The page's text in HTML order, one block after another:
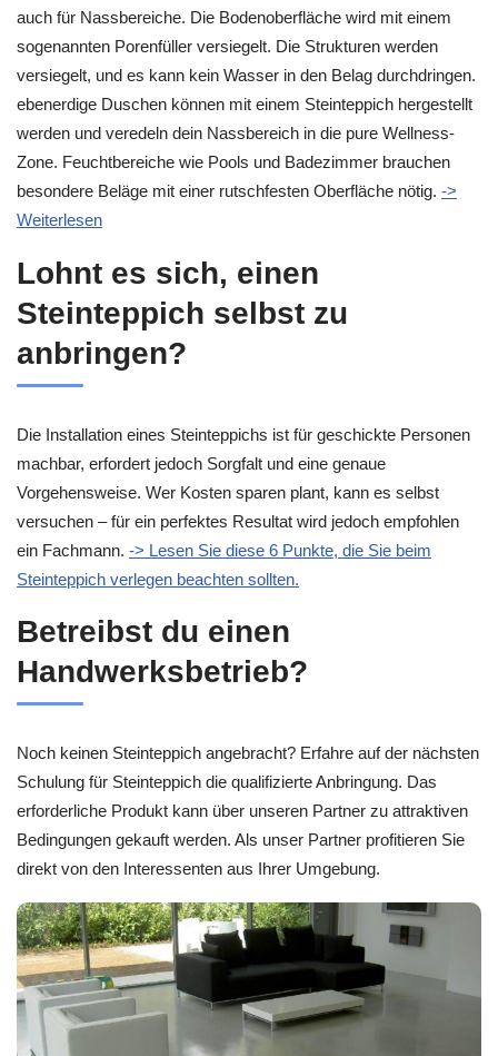
auch für Nassbereiche. Die Bodenoberfläche wird mit einem
sogenannten Porenfüller versiegelt. Die Strukturen werden
versiegelt, und es kann kein Wasser in den Belag durchdringen.
ebenerdige Duschen können mit einem Steinteppich hergestellt
werden und veredeln dein Nassbereich in die pure Wellness-
Zone. Feuchtbereiche wie Pools und Badezimmer brauchen
besondere Beläge mit einer rutschfesten Oberfläche nötig. ->
Weiterlesen
Lohnt es sich, einen
Steinteppich selbst zu
anbringen?
Die Installation eines Steinteppichs ist für geschickte Personen
machbar, erfordert jedoch Sorgfalt und eine genaue
Vorgehensweise. Wer Kosten sparen plant, kann es selbst
versuchen – für ein perfektes Resultat wird jedoch empfohlen
ein Fachmann. -> Lesen Sie diese 6 Punkte, die Sie beim
Steinteppich verlegen beachten sollten.
Betreibst du einen
Handwerksbetrieb?
Noch keinen Steinteppich angebracht? Erfahre auf der nächsten
Schulung für Steinteppich die qualifizierte Anbringung. Das
erforderliche Produkt kann über unseren Partner zu attraktiven
Bedingungen gekauft werden. Als unser Partner profitieren Sie
direkt von den Interessenten aus Ihrer Umgebung.